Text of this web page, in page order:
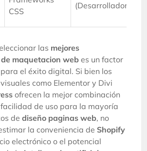
CSS
(Desarrollador)
las mejores
maquetacion web es un factor
el éxito digital. Si bien los
como Elementor y Divi
ofrecen la mejor combinación
de uso para la mayoría
de diseño paginas web, no
la conveniencia de Shopify
electrónico o el potencial